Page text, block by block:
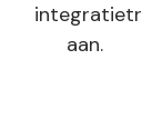
aan.